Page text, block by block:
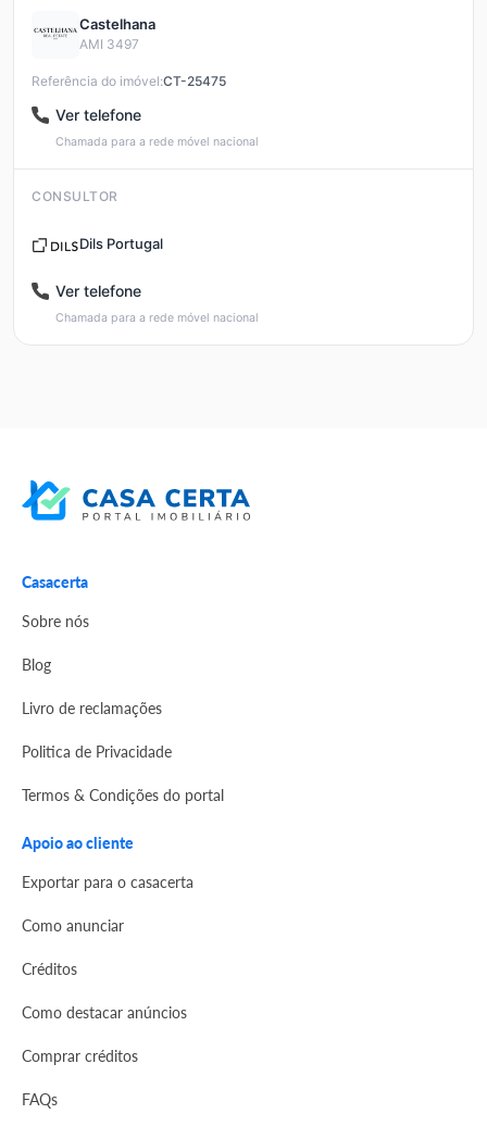
Castelhana
AMI 3497
Referência do imóvel:CT-25475
Ver telefone
Chamada para a rede móvel nacional
CONSULTOR
Dils Portugal
Ver telefone
Chamada para a rede móvel nacional
Casacerta
Sobre nós
Blog
Livro de reclamações
Politica de Privacidade
Termos & Condições do portal
Apoio ao cliente
Exportar para o casacerta
Como anunciar
Créditos
Como destacar anúncios
Comprar créditos
FAQs